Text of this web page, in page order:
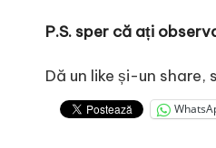
P.S. sper că ați
Dă un like și-un